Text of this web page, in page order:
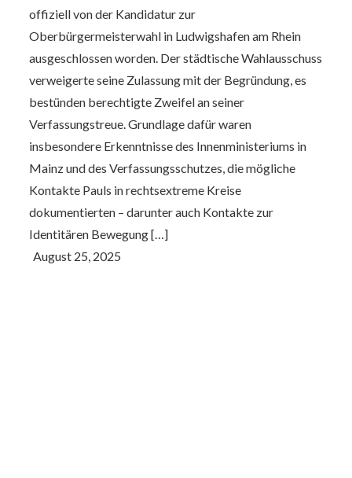
offiziell von der Kandidatur zur
Oberbürgermeisterwahl in Ludwigshafen am Rhein
ausgeschlossen worden. Der städtische Wahlausschuss
verweigerte seine Zulassung mit der Begründung, es
bestünden berechtigte Zweifel an seiner
Verfassungstreue. Grundlage dafür waren
insbesondere Erkenntnisse des Innenministeriums in
Mainz und des Verfassungsschutzes, die mögliche
Kontakte Pauls in rechtsextreme Kreise
dokumentierten – darunter auch Kontakte zur
Identitären Bewegung […]